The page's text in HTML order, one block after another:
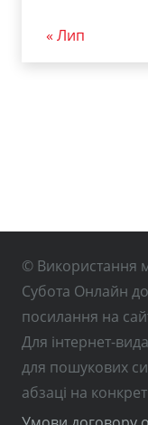
« Лип
© Використання
Субота Онлайн
посилання на
Для інтернет-
для пошукових
абзаці на